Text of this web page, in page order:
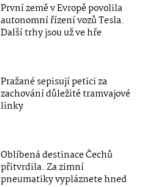
První země v Evropě povolila
autonomní řízení vozů Tesla.
Další trhy jsou už ve hře
Pražané sepisují petici za
zachování důležité tramvajové
linky
Oblíbená destinace Čechů
přitvrdila. Za zimní
pneumatiky vypláznete hned